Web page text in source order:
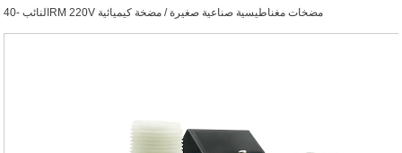
النائب -40RM 220V مضخات مغناطيسية صناعية صغيرة / مضخة كيميائية